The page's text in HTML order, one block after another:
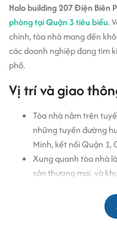
Halo building 207 Điện Biên
phòng tại Quận 3 tiêu biểu.
chính, tòa nhà mang đến
các doanh nghiệp đang tìm
phố.
Vị trí và giao
Tòa nhà nằm trên
những tuyến đường
Minh, kết nối Quận 1,
Xung quanh tòa nhà
sản thương mại, và
Điểm đến thành phố
tiếp cận và giao